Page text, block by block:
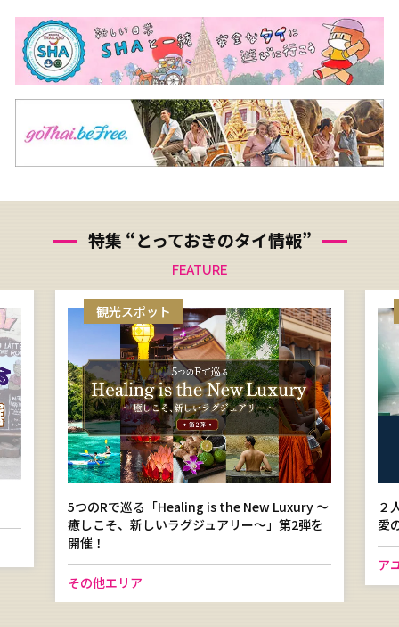
特集 “とっておきのタイ情報”
FEATURE
観光スポット
5つのRで巡る「Healing is the New Luxury ～
癒しこそ、新しいラグジュアリー〜」第2弾を
開催！
その他エリア
２
愛
ア